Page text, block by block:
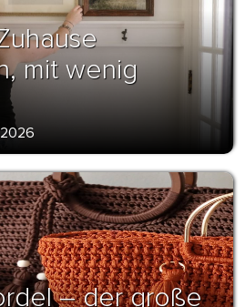
mit wenig
– der große